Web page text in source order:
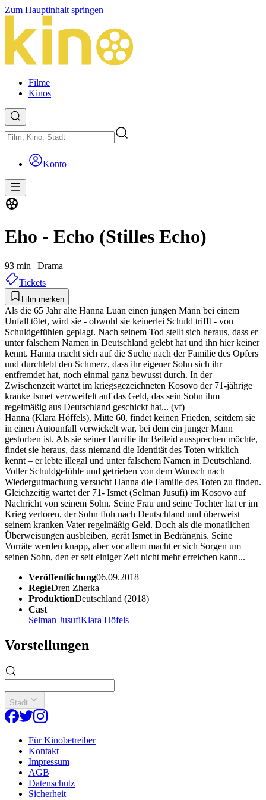
Zum Hauptinhalt springen
Filme
Kinos
Konto
Eho - Echo (Stilles Echo)
93 min | Drama
Tickets
Film merken
Als die 65 Jahr alte Hanna Luan einen jungen Mann bei einem
Unfall tötet, wird sie - obwohl sie keinerlei Schuld trifft - von
Schuldgefühlen geplagt. Nach seinem Tod stellt sich heraus, dass er
unter falschem Namen in Deutschland gelebt hat und ihn hier keiner
kennt. Hanna macht sich auf die Suche nach der Familie des Opfers
und durchlebt den Schmerz, dass ihr eigener Sohn sich ihr
entfremdet hat, noch einmal ganz bewusst durch. In der
Zwischenzeit wartet im kriegsgezeichneten Kosovo der 71-jährige
kranke Ismet verzweifelt auf das Geld, das sein Sohn ihm
regelmäßig aus Deutschland geschickt hat... (vf)
Hanna (Klara Höffels), Mitte 60, findet keinen Frieden, seitdem sie
in einen Autounfall verwickelt war, bei dem ein junger Mann
gestorben ist. Als sie seiner Familie ihr Beileid aussprechen möchte,
findet sie heraus, dass niemand die Identität des Toten wirklich
kennt – er lebte illegal und unter falschem Namen in Deutschland.
Voller Schuldgefühle und getrieben von dem Wunsch nach
Wiedergutmachung versucht Hanna die Familie des Toten zu finden.
Gleichzeitig wartet der 71- Ismet (Selman Jusufi) im Kosovo auf
Nachricht von seinem Sohn. Seine Frau und seine Tochter hat er im
Krieg verloren, der Sohn floh nach Deutschland und überweist
seinem kranken Vater regelmäßig Geld. Doch als die monatlichen
Überweisungen ausbleiben, gerät Ismet in Bedrängnis. Seine
Vorräte werden knapp, aber vor allem macht er sich Sorgen um
seinen Sohn, den er seit einiger Zeit nicht mehr erreichen kann...
Veröffentlichung06.09.2018
RegieDren Zherka
ProduktionDeutschland (2018)
Cast
Selman JusufiKlara Höfels
Vorstellungen
Stadt
Für Kinobetreiber
Kontakt
Impressum
AGB
Datenschutz
Sicherheit